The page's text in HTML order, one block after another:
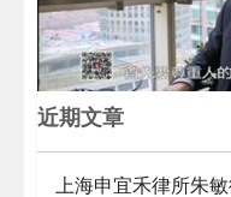
近期文章
上海申宜禾律所朱